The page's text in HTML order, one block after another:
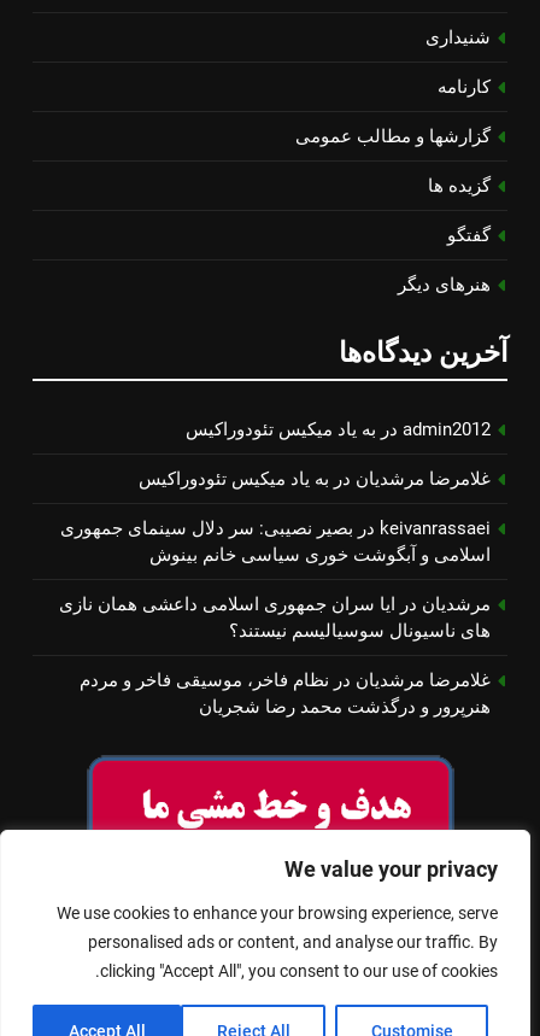
We value your privacy
We use cookies to enhance your browsing experience, serve
personalised ads or content, and analyse our traffic. By
clicking "Accept All", you consent to our use of cookies.
Customise
Reject All
Accept All
شنیداری
کارنامه
گزارشها و مطالب عمومی
گزیده ها
گفتگو
هنرهای دیگر
آخرین دیدگاه‌ها
admin2012 در به یاد میكیس تئودوراكیس
غلامرضا مرشدیان در به یاد میكیس تئودوراكیس
keivanrassaei در بصیر نصیبی: سر دلال سینمای جمهوری
اسلامی و آبگوشت خوری سیاسی خانم بینوش
مرشدیان در ایا سران جمهوری اسلامی داعشی همان نازی
های ناسیونال سوسیالیسم نیستند؟
غلامرضا مرشدیان در نظام فاخر، موسیقی فاخر و مردم
هنرپرور و درگذشت محمد رضا شجریان